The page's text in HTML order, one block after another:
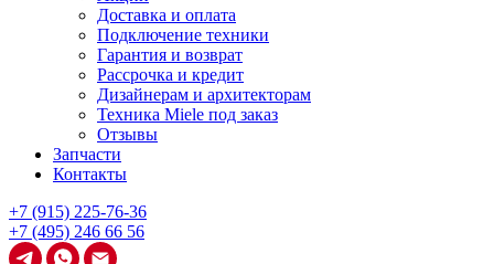
Доставка и оплата
Подключение техники
Гарантия и возврат
Рассрочка и кредит
Дизайнерам и архитекторам
Техника Miele под заказ
Отзывы
Запчасти
Контакты
+7 (915) 225-76-36
+7 (495) 246 66 56